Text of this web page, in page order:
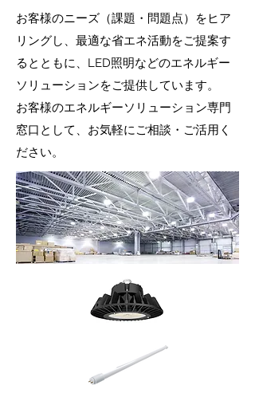
お客様のニーズ（課題・問題点）をヒア
リングし、最適な省エネ活動をご提案す
るとともに、LED照明などのエネルギー
ソリューションをご提供しています。
お客様のエネルギーソリューション専門
窓口として、お気軽にご相談・ご活用く
ださい。